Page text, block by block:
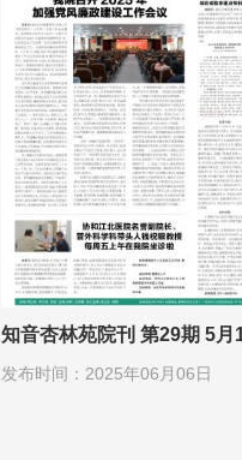
知音杏林苑院刊 第29期 5月
发布时间：2025年06月06日